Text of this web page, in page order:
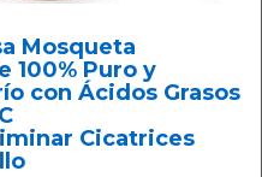
Mosqueta
100% Puro y
con Ácidos Grasos
Cicatrices